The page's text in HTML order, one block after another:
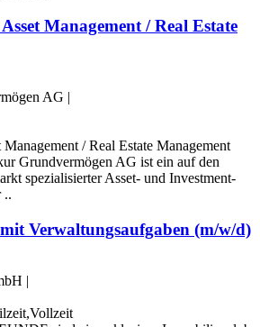
Management / Real Estate
AG |
/ Real Estate Management
Grundvermögen AG ist ein auf den
spezialisierter Asset- und Investment-
..
Verwaltungsaufgaben (m/w/d)
|